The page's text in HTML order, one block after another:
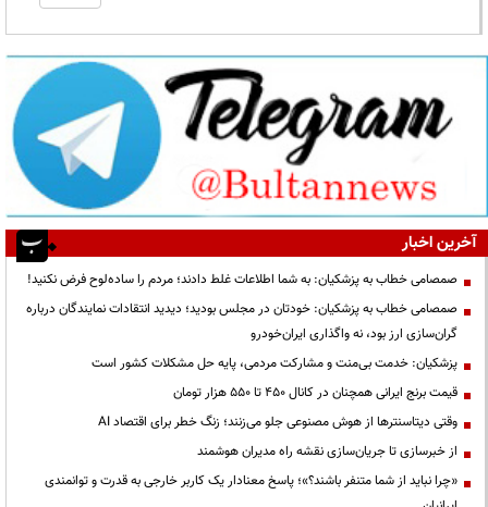
آخرین اخبار
صمصامی خطاب به پزشکیان: به شما اطلاعات غلط دادند؛ مردم را ساده‌لوح فرض نکنید!
صمصامی خطاب به پزشکیان: خودتان در مجلس بودید؛ دیدید انتقادات نمایندگان درباره
گران‌سازی ارز بود، نه واگذاری ایران‌خودرو
پزشکیان: خدمت بی‌منت و مشارکت مردمی، پایه حل مشکلات کشور است
قیمت‌ برنج ایرانی همچنان در کانال ۴۵۰ تا ۵۵۰ هزار تومان
وقتی دیتاسنترها از هوش مصنوعی جلو می‌زنند؛ زنگ خطر برای اقتصاد AI
از خبرسازی تا جریان‌سازی نقشه راه مدیران هوشمند
«چرا نباید از شما متنفر باشند؟»؛ پاسخ معنادار یک کاربر خارجی به قدرت و توانمندی